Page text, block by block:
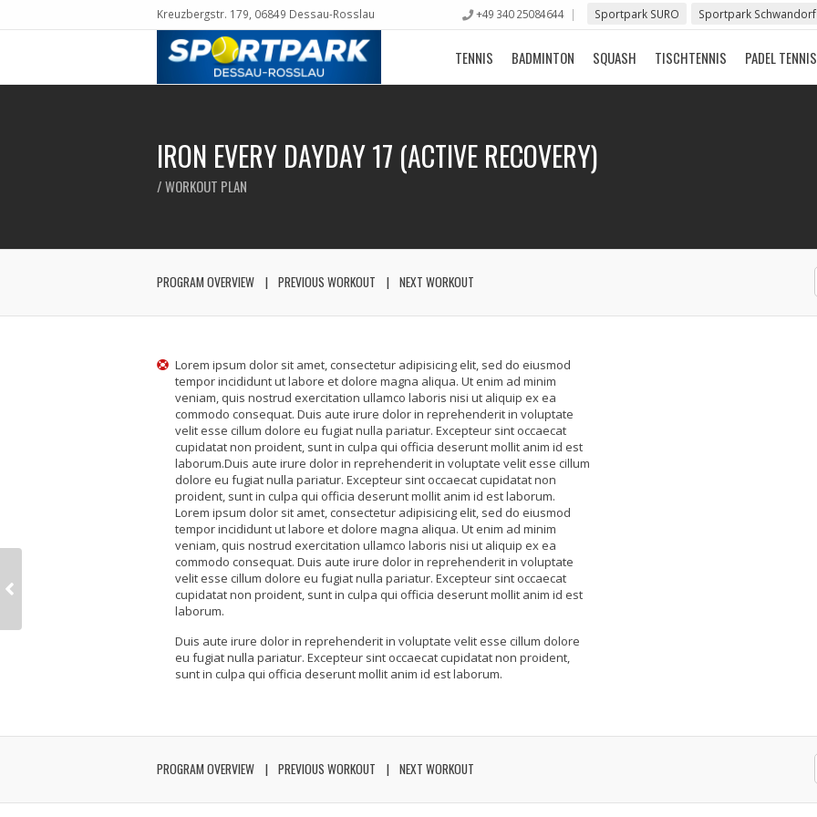
Kreuzbergstr. 179, 06849 Dessau-Rosslau +49 340 25084644 Sportpark SURO Sportpark Schwandorf
TENNIS BADMINTON SQUASH TISCHTENNIS PADEL TENNIS
IRON EVERY DAYDAY 17 (ACTIVE RECOVERY)
/ WORKOUT PLAN
PROGRAM OVERVIEW PREVIOUS WORKOUT NEXT WORKOUT
Lorem ipsum dolor sit amet, consectetur adipisicing elit, sed do eiusmod
tempor incididunt ut labore et dolore magna aliqua. Ut enim ad minim
veniam, quis nostrud exercitation ullamco laboris nisi ut aliquip ex ea
commodo consequat. Duis aute irure dolor in reprehenderit in voluptate
velit esse cillum dolore eu fugiat nulla pariatur. Excepteur sint occaecat
cupidatat non proident, sunt in culpa qui officia deserunt mollit anim id est
laborum.Duis aute irure dolor in reprehenderit in voluptate velit esse cillum
dolore eu fugiat nulla pariatur. Excepteur sint occaecat cupidatat non
proident, sunt in culpa qui officia deserunt mollit anim id est laborum.
Lorem ipsum dolor sit amet, consectetur adipisicing elit, sed do eiusmod
tempor incididunt ut labore et dolore magna aliqua. Ut enim ad minim
veniam, quis nostrud exercitation ullamco laboris nisi ut aliquip ex ea
commodo consequat. Duis aute irure dolor in reprehenderit in voluptate
velit esse cillum dolore eu fugiat nulla pariatur. Excepteur sint occaecat
cupidatat non proident, sunt in culpa qui officia deserunt mollit anim id est
laborum.
Duis aute irure dolor in reprehenderit in voluptate velit esse cillum dolore
eu fugiat nulla pariatur. Excepteur sint occaecat cupidatat non proident,
sunt in culpa qui officia deserunt mollit anim id est laborum.
PROGRAM OVERVIEW PREVIOUS WORKOUT NEXT WORKOUT